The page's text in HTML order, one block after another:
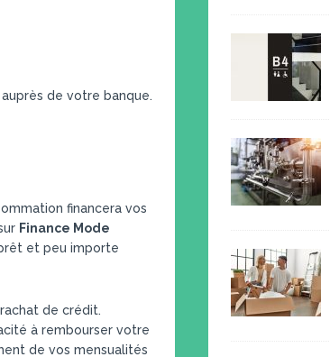
de votre banque.
financera vos
Finance Mode
et peu importe
de crédit.
à rembourser votre
de vos mensualités